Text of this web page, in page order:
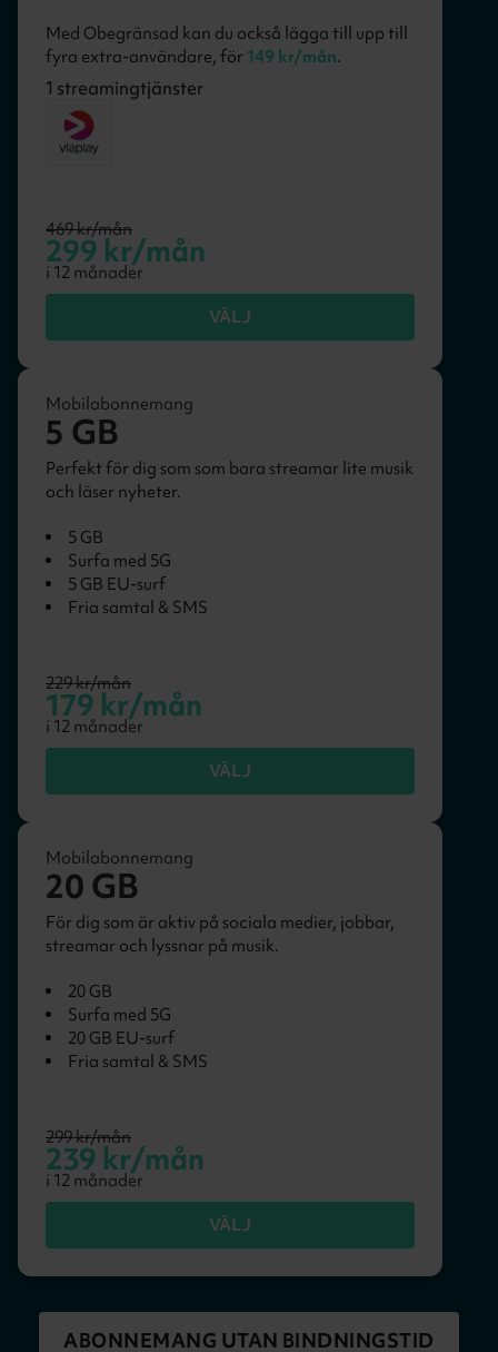
Med Obegränsad kan du också lägga till upp till
fyra extra-användare, för 149 kr/mån.
1 streamingtjänster
469kr/mån
299 kr/mån
i 12 månader
VÄLJ
Mobilabonnemang
5 GB
Perfekt för dig som som bara streamar lite musik
och läser nyheter.
5 GB
Surfa med 5G
5 GB EU-surf
Fria samtal & SMS
229kr/mån
179 kr/mån
i 12 månader
VÄLJ
Mobilabonnemang
20 GB
För dig som är aktiv på sociala medier, jobbar,
streamar och lyssnar på musik.
20 GB
Surfa med 5G
20 GB EU-surf
Fria samtal & SMS
299kr/mån
239 kr/mån
i 12 månader
VÄLJ
ABONNEMANG UTAN BINDNINGSTID